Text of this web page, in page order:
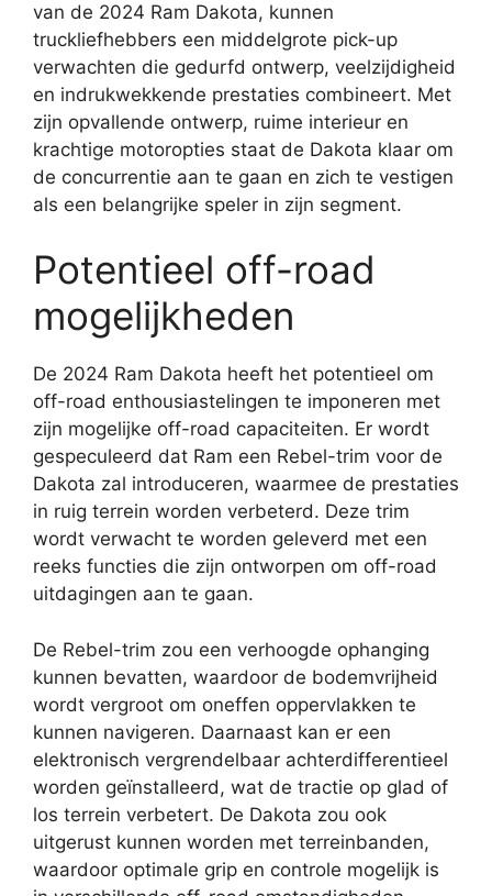
van de 2024 Ram Dakota, kunnen
truckliefhebbers een middelgrote pick-up
verwachten die gedurfd ontwerp, veelzijdigheid
en indrukwekkende prestaties combineert. Met
zijn opvallende ontwerp, ruime interieur en
krachtige motoropties staat de Dakota klaar om
de concurrentie aan te gaan en zich te vestigen
als een belangrijke speler in zijn segment.
Potentieel off-road
mogelijkheden
De 2024 Ram Dakota heeft het potentieel om
off-road enthousiastelingen te imponeren met
zijn mogelijke off-road capaciteiten. Er wordt
gespeculeerd dat Ram een Rebel-trim voor de
Dakota zal introduceren, waarmee de prestaties
in ruig terrein worden verbeterd. Deze trim
wordt verwacht te worden geleverd met een
reeks functies die zijn ontworpen om off-road
uitdagingen aan te gaan.
De Rebel-trim zou een verhoogde ophanging
kunnen bevatten, waardoor de bodemvrijheid
wordt vergroot om oneffen oppervlakken te
kunnen navigeren. Daarnaast kan er een
elektronisch vergrendelbaar achterdifferentieel
worden geïnstalleerd, wat de tractie op glad of
los terrein verbetert. De Dakota zou ook
uitgerust kunnen worden met terreinbanden,
waardoor optimale grip en controle mogelijk is